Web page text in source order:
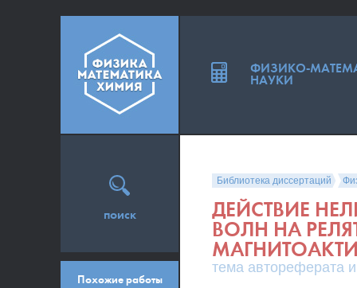
Библиотека диссертаций
ДЕЙСТВИЕ
ВОЛН НА
тема автореферата
поиск
Похожие работы
ФИЗИКО-
НАУКИ